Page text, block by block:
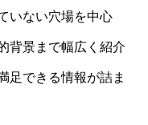
いない穴場を中心
背景まで幅広く紹介
足できる情報が詰ま